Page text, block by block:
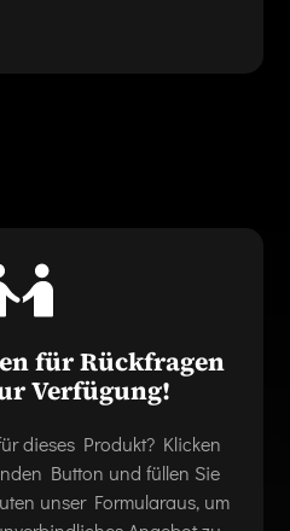
für Rückfragen
Verfügung!
dieses Produkt? Klicken
Button und füllen Sie
unser Formularaus, um